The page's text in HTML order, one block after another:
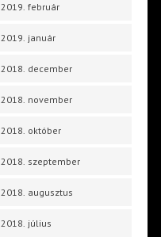
2019. február
2019. január
2018. december
2018. november
2018. október
2018. szeptember
2018. augusztus
2018. július